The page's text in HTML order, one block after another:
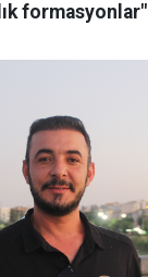
formasyonlar"